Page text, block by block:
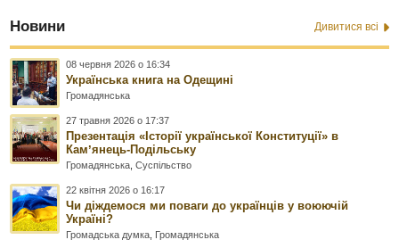
Новини Дивитися всі
08 червня 2026 о 16:34
Українська книга на Одещині
Громадянська
27 травня 2026 о 17:37
Презентація «Історії української Конституції» в
Камʼянець-Подільську
Громадянська ,Суспільство
22 квітня 2026 о 16:17
Чи діждемося ми поваги до українців у воюючій
Україні?
Громадська думка Громадянська